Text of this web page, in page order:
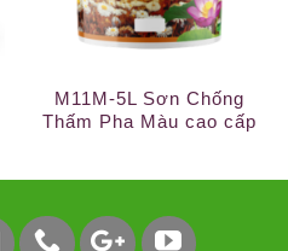
M11M-5L Sơn Chống
Thấm Pha Màu cao cấp